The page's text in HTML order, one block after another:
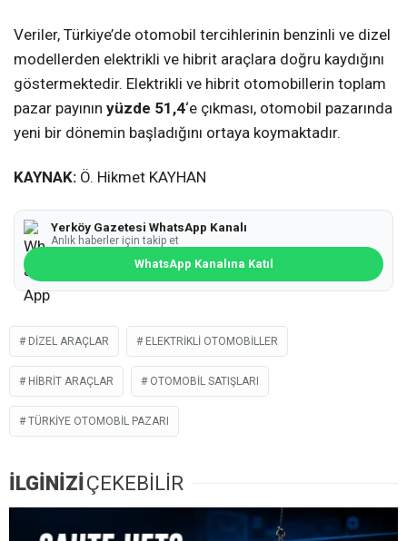
Veriler, Türkiye’de otomobil tercihlerinin benzinli ve dizel
modellerden elektrikli ve hibrit araçlara doğru kaydığını
göstermektedir. Elektrikli ve hibrit otomobillerin toplam
pazar payının yüzde 51,4‘e çıkması, otomobil pazarında
yeni bir dönemin başladığını ortaya koymaktadır.
KAYNAK: Ö. Hikmet KAYHAN
Yerköy Gazetesi WhatsApp Kanalı
Anlık haberler için takip et
WhatsApp Kanalına Katıl
DIZEL ARAÇLAR ELEKTRIKLI OTOMOBILLER
HIBRIT ARAÇLAR OTOMOBIL SATIŞLARI
TÜRKIYE OTOMOBIL PAZARI
İLGİNİZİÇEKEBİLİR